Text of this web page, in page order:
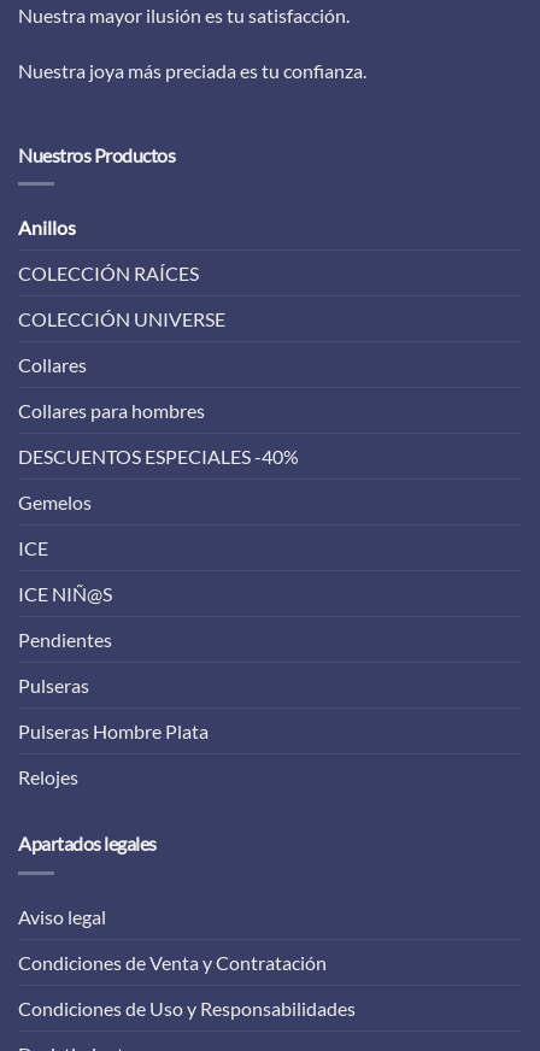
Nuestra mayor ilusión es tu satisfacción.
Nuestra joya más preciada es tu confianza.
Nuestros Productos
Anillos
COLECCIÓN RAÍCES
COLECCIÓN UNIVERSE
Collares
Collares para hombres
DESCUENTOS ESPECIALES -40%
Gemelos
ICE
ICE NIÑ@S
Pendientes
Pulseras
Pulseras Hombre Plata
Relojes
Apartados legales
Aviso legal
Condiciones de Venta y Contratación
Condiciones de Uso y Responsabilidades